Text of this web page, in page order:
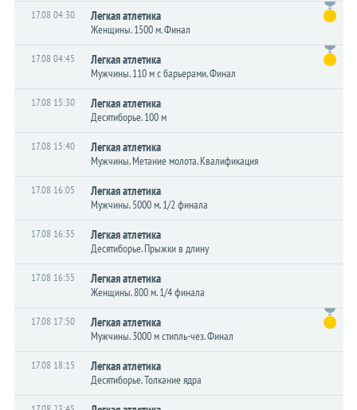
17.08 04:30 Легкая атлетика
Женщины. 1500 м. Финал
17.08 04:45 Легкая атлетика
Мужчины. 110 м с барьерами. Финал
17.08 15:30 Легкая атлетика
Десятиборье. 100 м
17.08 15:40 Легкая атлетика
Мужчины. Метание молота. Квалификация
17.08 16:05 Легкая атлетика
Мужчины. 5000 м. 1/2 финала
17.08 16:35 Легкая атлетика
Десятиборье. Прыжки в длину
17.08 16:55 Легкая атлетика
Женщины. 800 м. 1/4 финала
17.08 17:50 Легкая атлетика
Мужчины. 3000 м стипль-чез. Финал
17.08 18:15 Легкая атлетика
Десятиборье. Толкание ядра